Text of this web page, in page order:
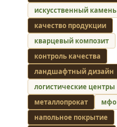
искусственный камень
качество продукции
кварцевый композит
контроль качества
ландшафтный дизайн
логистические центры
металлопрокат
мфо
напольное покрытие